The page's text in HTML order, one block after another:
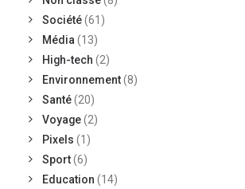
Société(61)
Média (13)
High-tech (2)
Environnement(8)
Santé(20)
Voyage(2)
Pixels (1)
Sport(6)
Education (14)